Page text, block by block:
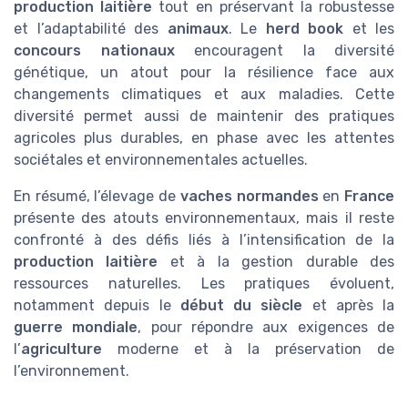
production laitière tout en préservant la robustesse
et l’adaptabilité des animaux. Le herd book et les
concours nationauxencouragent la diversité
génétique, un atout pour la résilience face aux
changements climatiques et aux maladies. Cette
diversité permet aussi de maintenir des pratiques
agricoles plus durables, en phase avec les attentes
sociétales et environnementales actuelles.
En résumé, l’élevage de vaches normandes en France
présente des atouts environnementaux, mais il reste
confronté à des défis liés à l’intensification de la
production laitière et à la gestion durable des
ressources naturelles. Les pratiques évoluent,
notamment depuis le début du siècle et après la
guerre mondiale, pour répondre aux exigences de
l’agriculture moderne et à la préservation de
l’environnement.